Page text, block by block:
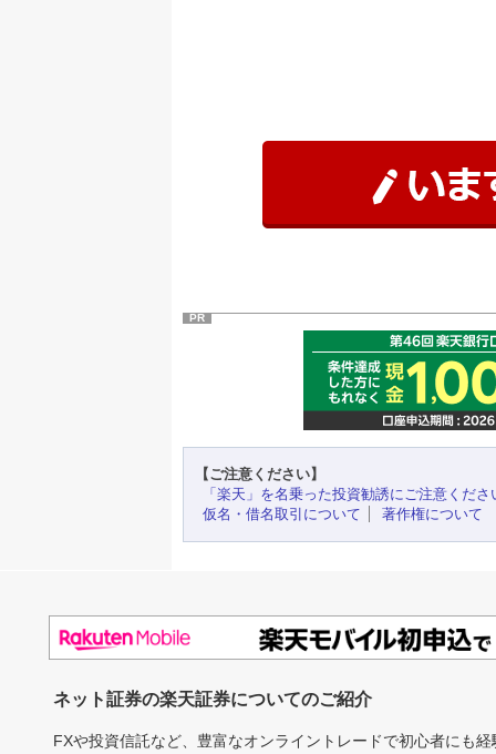
PR
【ご注意ください】
「楽天」を名乗った投資勧誘にご注意くださ
仮名・借名取引について
著作権について
ネット証券の楽天証券についてのご紹介
FXや投資信託など、豊富なオンライントレードで初心者にも